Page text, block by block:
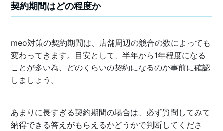
契約期間はどの程度か
meo対策の契約期間は、店舗周辺の競合の数によっても
変わってきます。目安として、半年から1年程度になる
ことが多い為、どのくらいの契約になるのか事前に確認
しましょう。
あまりに長すぎる契約期間の場合は、必ず質問してみて
納得できる答えがもらえるかどうかで判断してくださ